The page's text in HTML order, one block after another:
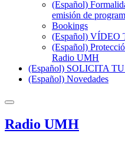
(Español)
emisión de
Bookings
(Español)
(Español)
Radio UMH
(Español) SOLICITA
(Español) Novedades
Radio UMH